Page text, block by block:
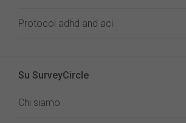
Protocol adhd and aci
Su SurveyCircle
Chi siamo